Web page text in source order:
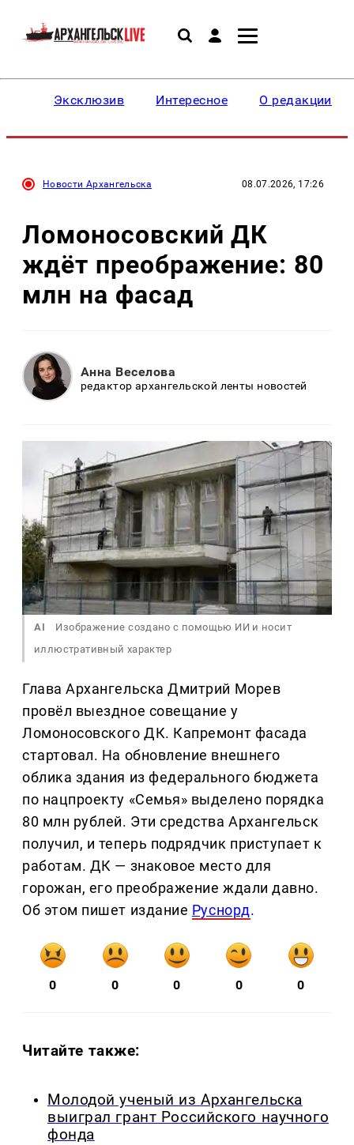
Эксклюзив Интересное О редакции
Новости Архангельска 08.07.2026, 17:26
Ломоносовский ДК
ждёт преображение: 80
млн на фасад
Анна Веселова
редактор архангельской ленты новостей
AI
Изображение создано с помощью ИИ и носит
иллюстративный характер
Глава Архангельска Дмитрий Морев
провёл выездное совещание у
Ломоносовского ДК. Капремонт фасада
стартовал. На обновление внешнего
облика здания из федерального бюджета
по нацпроекту «Семья» выделено порядка
80 млн рублей. Эти средства Архангельск
получил, и теперь подрядчик приступает к
работам. ДК — знаковое место для
горожан, его преображение ждали давно.
Об этом пишет издание Руснорд.
0 0 0 0 0
Читайте также:
Молодой ученый из Архангельска
выиграл грант Российского научного
фонда